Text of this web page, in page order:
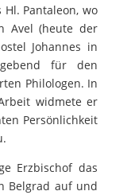
Pantaleon, wo
Avel (heute der
Johannes in
für den
Philologen. In
widmete er
Persönlichkeit
Erzbischof das
Belgrad auf und